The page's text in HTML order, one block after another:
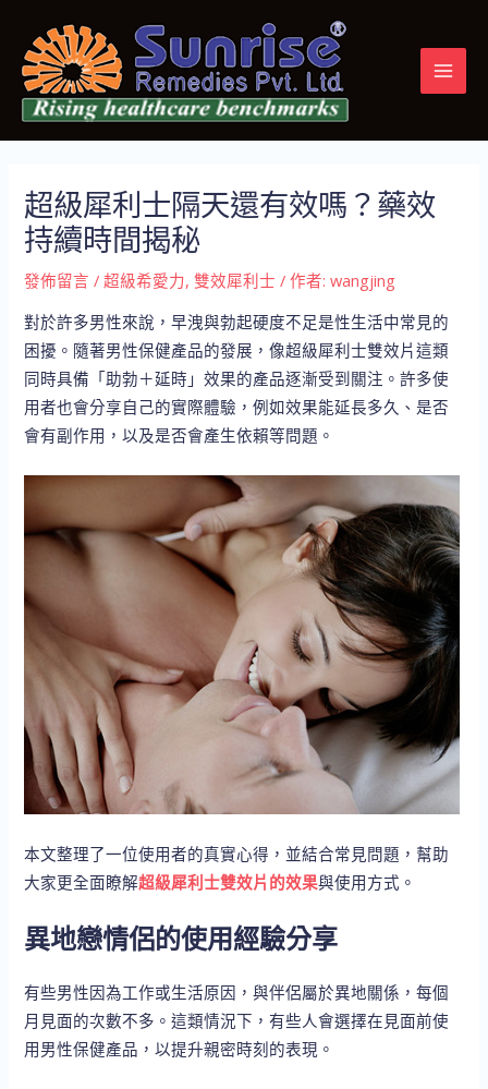
超級犀利士隔天還有效嗎？藥效
持續時間揭秘
發佈留言 /超級希愛力,雙效犀利士 / 作者:wangjing
對於許多男性來說，早洩與勃起硬度不足是性生活中常見的
困擾。隨著男性保健產品的發展，像超級犀利士雙效片這類
同時具備「助勃＋延時」效果的產品逐漸受到關注。許多使
用者也會分享自己的實際體驗，例如效果能延長多久、是否
會有副作用，以及是否會產生依賴等問題。
本文整理了一位使用者的真實心得，並結合常見問題，幫助
大家更全面瞭解超級犀利士雙效片的效果與使用方式。
異地戀情侶的使用經驗分享
有些男性因為工作或生活原因，與伴侶屬於異地關係，每個
月見面的次數不多。這類情況下，有些人會選擇在見面前使
用男性保健產品，以提升親密時刻的表現。
navigation